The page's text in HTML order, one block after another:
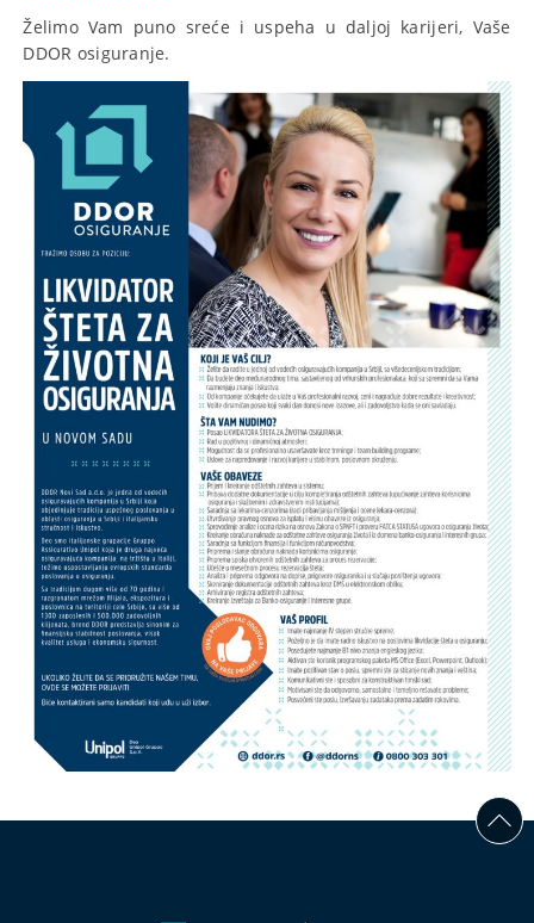
Želimo Vam puno sreće i uspeha u daljoj karijeri, Vaše
DDOR osiguranje.